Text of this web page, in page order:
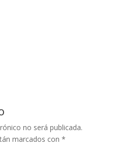
no será publicada.
marcados con *